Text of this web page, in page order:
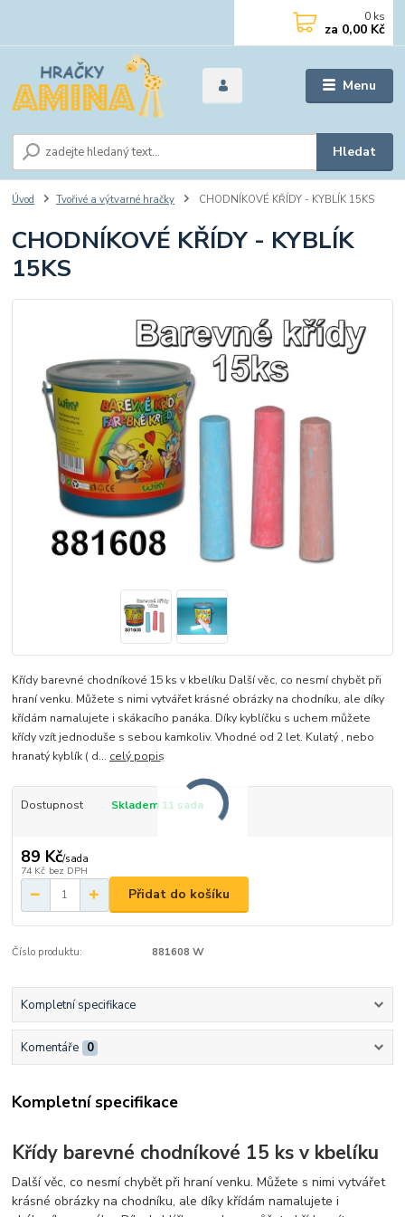
Menu
Hledat
0 ks
za 0,00 Kč
Úvod Tvořivé a výtvarné hračky CHODNÍKOVÉ KŘÍDY - KYBLÍK 15KS
CHODNÍKOVÉ KŘÍDY - KYBLÍK
15KS
Křídy barevné chodníkové 15 ks v kbelíku Další věc, co nesmí chybět při
hraní venku. Můžete s nimi vytvářet krásné obrázky na chodníku, ale díky
křídám namalujete i skákacího panáka. Díky kyblíčku s uchem můžete
křídy vzít jednoduše s sebou kamkoliv. Vhodné od 2 let. Kulatý , nebo
hranatý kyblík ( d... celý popis
Dostupnost Skladem 11 sada
89 Kč/sada
74 Kč bez DPH
Přidat do košíku
Číslo produktu: 881608 W
Kompletní specifikace
Komentáře 0
Kompletní specifikace
Křídy barevné chodníkové 15 ks v kbelíku
Další věc, co nesmí chybět při hraní venku. Můžete s nimi vytvářet
krásné obrázky na chodníku, ale díky křídám namalujete i